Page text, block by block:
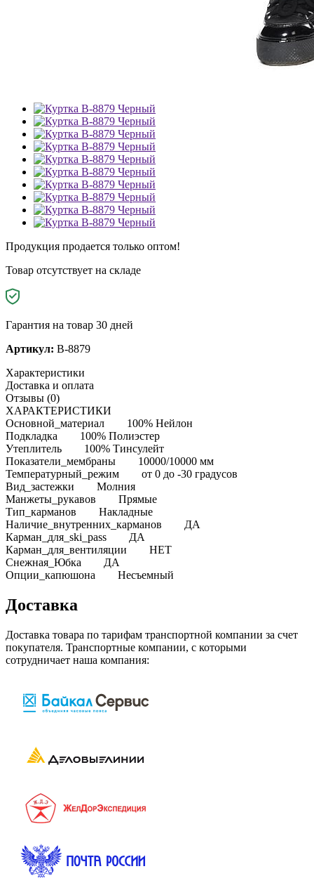
Продукция продается только оптом!
Товар отсутствует на складе
Гарантия на товар 30 дней
Артикул: B-8879
Характеристики
Доставка и оплата
Отзывы (0)
ХАРАКТЕРИСТИКИ
Основной_материал 100% Нейлон
Подкладка 100% Полиэстер
Утеплитель 100% Тинсулейт
Показатели_мембраны 10000/10000 мм
Температурный_режим от 0 до -30 градусов
Вид_застежки Молния
Манжеты_рукавов Прямые
Тип_карманов Накладные
Наличие_внутренних_карманов ДА
Карман_для_ski_pass ДА
Карман_для_вентиляции НЕТ
Снежная_Юбка ДА
Опции_капюшона Несъемный
Доставка
Доставка товара по тарифам транспортной компании за счет
покупателя. Транспортные компании, с которыми
сотрудничает наша компания: